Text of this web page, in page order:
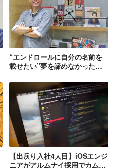
“エンドロールに自分の名前を
載せたい”夢を諦めなかったゲ
【出戻り入社4人目】iOSエンジ
ニアがアルムナイ採用でカムバ